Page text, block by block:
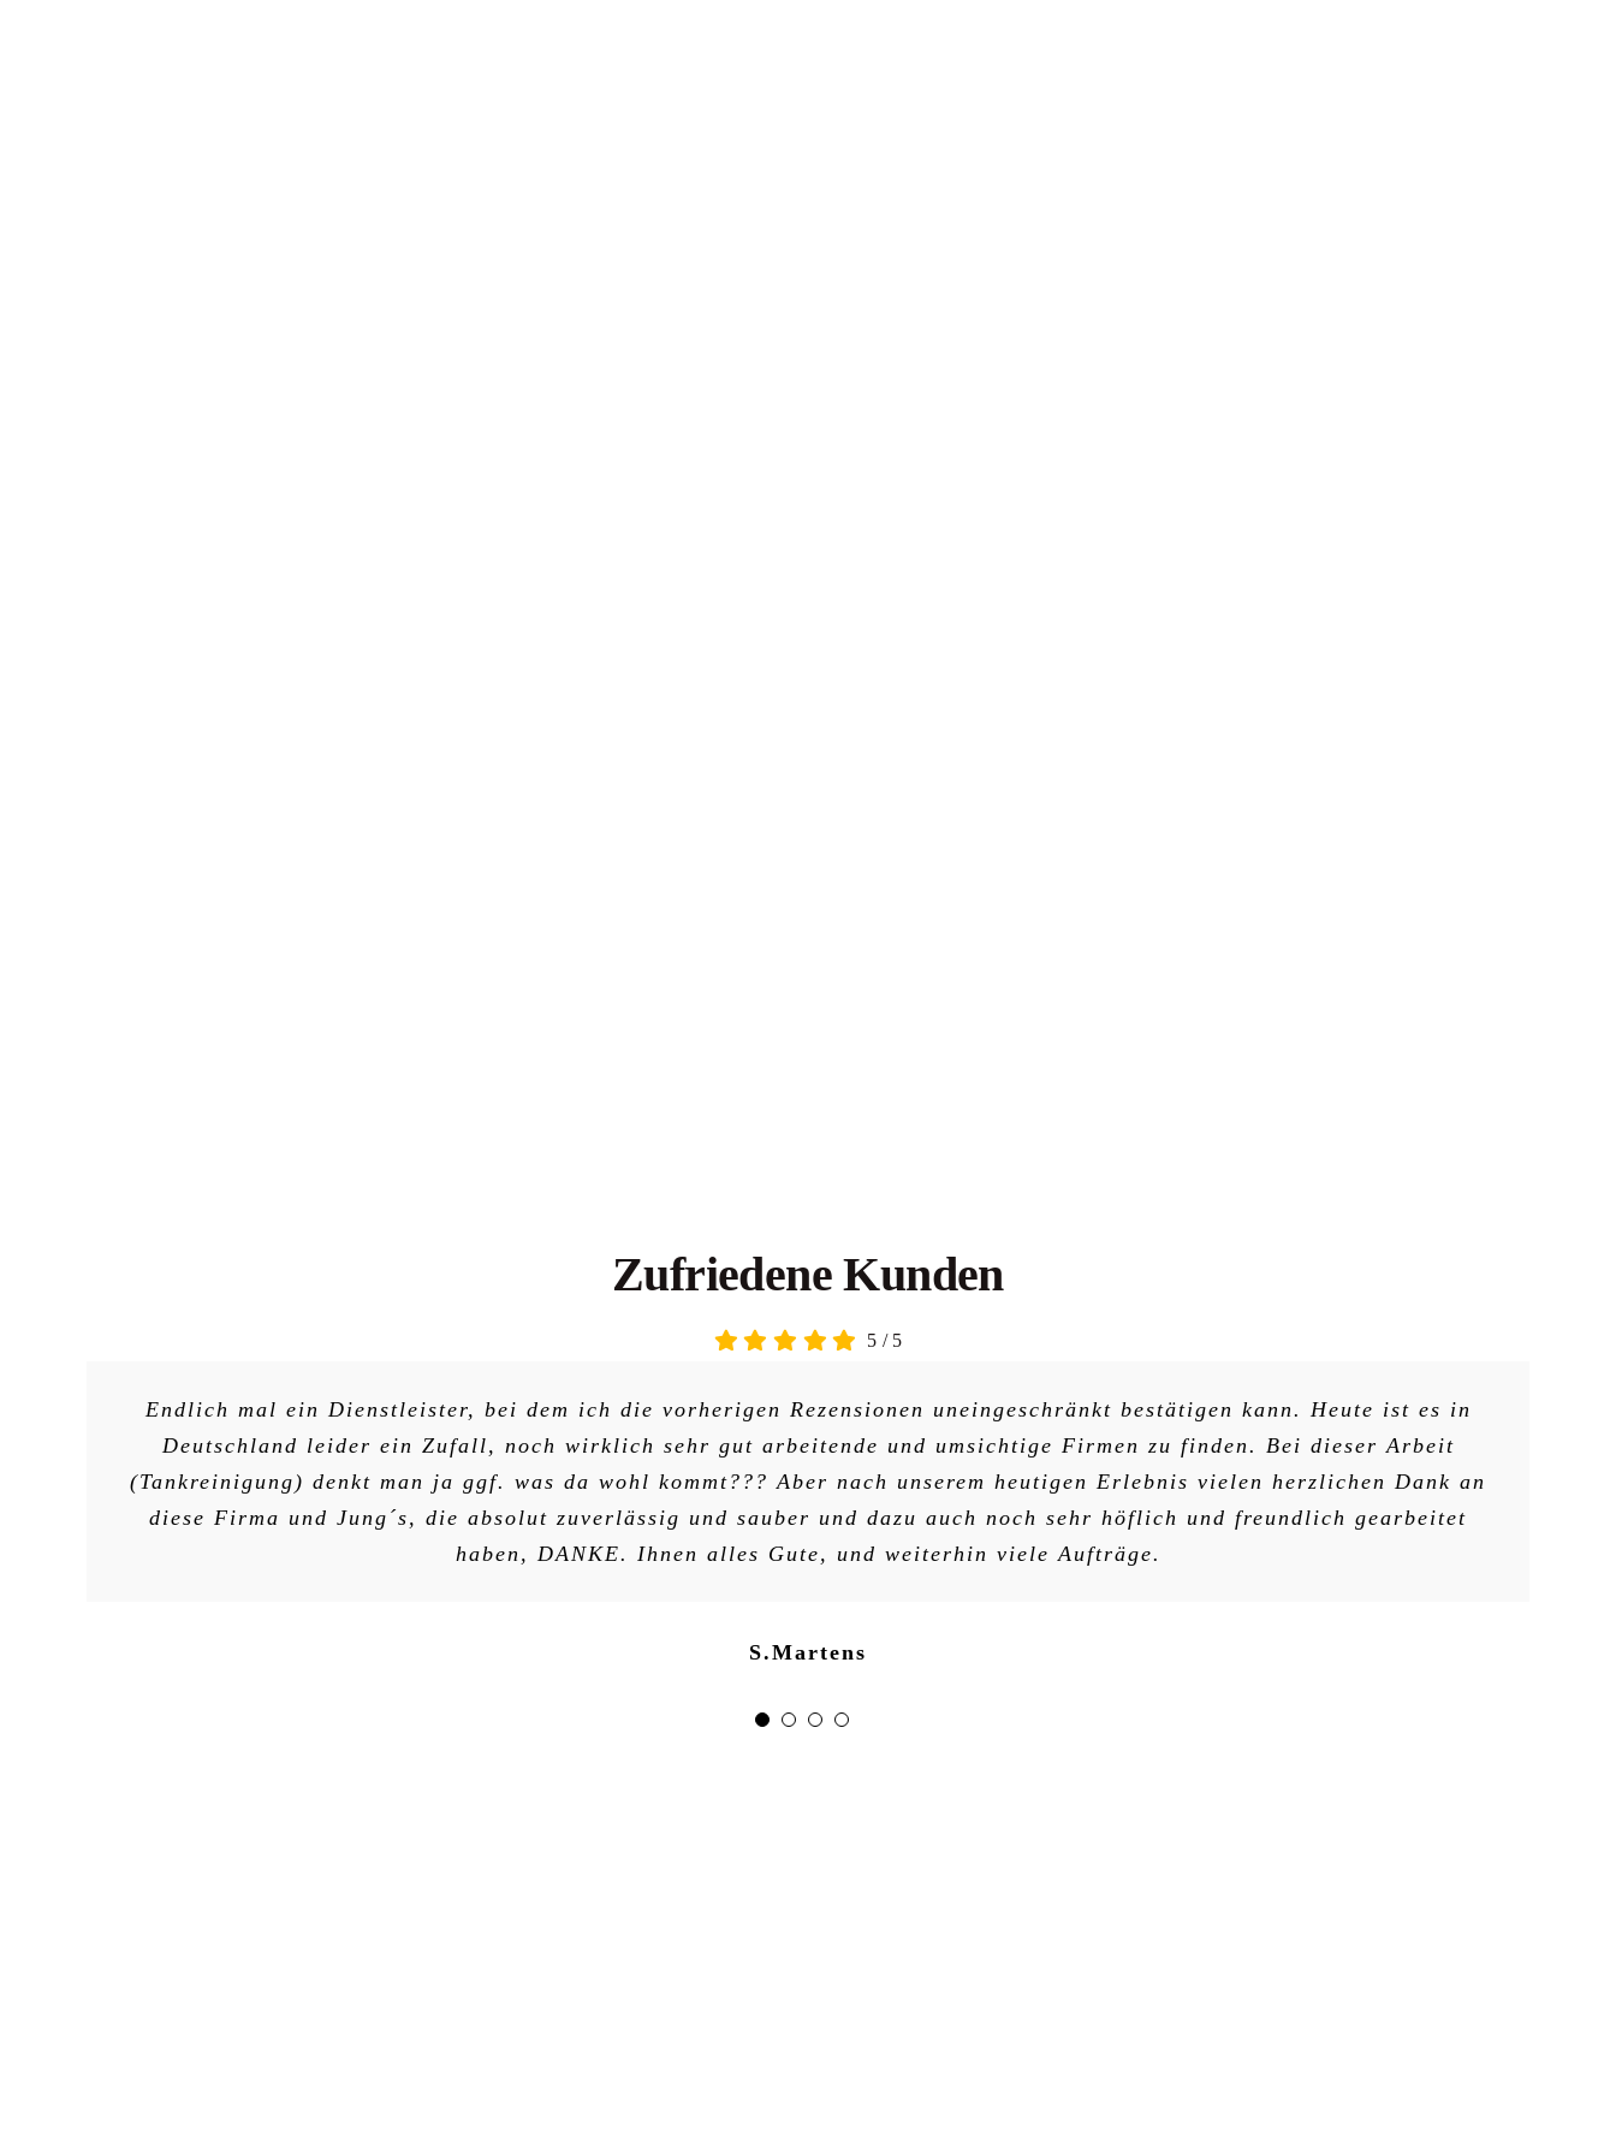
Zufriedene Kunden
5 / 5
Endlich mal ein Dienstleister, bei dem ich die vorherigen Rezensionen uneingeschränkt bestätigen kann. Heute ist es in
Deutschland leider ein Zufall, noch wirklich sehr gut arbeitende und umsichtige Firmen zu finden. Bei dieser Arbeit
(Tankreinigung) denkt man ja ggf. was da wohl kommt??? Aber nach unserem heutigen Erlebnis vielen herzlichen Dank an
diese Firma und Jung´s, die absolut zuverlässig und sauber und dazu auch noch sehr höflich und freundlich gearbeitet
haben, DANKE. Ihnen alles Gute, und weiterhin viele Aufträge.
S.Martens
S.Hinrichs